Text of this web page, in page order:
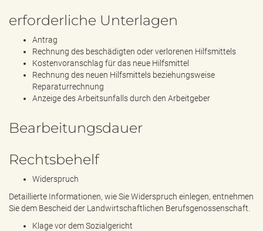
erforderliche Unterlagen
Antrag
Rechnung des beschädigten oder verlorenen Hilfsmittels
Kostenvoranschlag für das neue Hilfsmittel
Rechnung des neuen Hilfsmittels beziehungsweise
Reparaturrechnung
Anzeige des Arbeitsunfalls durch den Arbeitgeber
Bearbeitungsdauer
Rechtsbehelf
Widerspruch
Detaillierte Informationen, wie Sie Widerspruch einlegen, entnehmen
Sie dem Bescheid der Landwirtschaftlichen Berufsgenossenschaft.
Klage vor dem Sozialgericht